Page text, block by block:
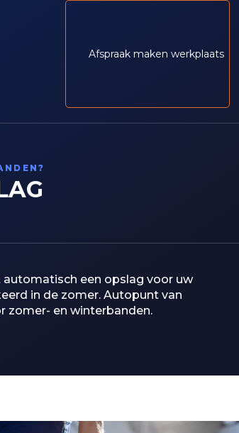
Afspraak maken werkplaats
een opslag voor uw
in de zomer. Autopunt van
zomer- en winterbanden.